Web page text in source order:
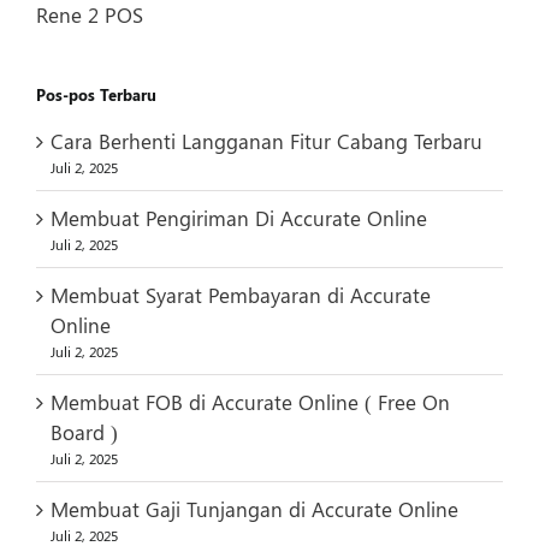
Rene 2 POS
Pos-pos Terbaru
Cara Berhenti Langganan Fitur Cabang Terbaru
Juli 2, 2025
Membuat Pengiriman Di Accurate Online
Juli 2, 2025
Membuat Syarat Pembayaran di Accurate
Online
Juli 2, 2025
Membuat FOB di Accurate Online ( Free On
Board )
Juli 2, 2025
Membuat Gaji Tunjangan di Accurate Online
Juli 2, 2025